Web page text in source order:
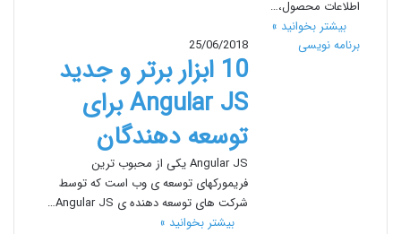
اطلاعات محصول،…
بیشتر بخوانید »
برنامه نویسی
25/06/2018
10 ابزار برتر و جدید
Angular JS برای
توسعه دهندگان
Angular JS یکی از محبوب ترین
فریمورکهای توسعه ی وب است که توسط
شرکت های توسعه دهنده ی Angular JS…
بیشتر بخوانید »